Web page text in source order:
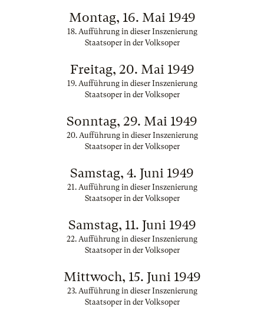
Montag, 16. Mai 1949
18. Aufführung in dieser Inszenierung
Staatsoper in der Volksoper
Freitag, 20. Mai 1949
19. Aufführung in dieser Inszenierung
Staatsoper in der Volksoper
Sonntag, 29. Mai 1949
20. Aufführung in dieser Inszenierung
Staatsoper in der Volksoper
Samstag, 4. Juni 1949
21. Aufführung in dieser Inszenierung
Staatsoper in der Volksoper
Samstag, 11. Juni 1949
22. Aufführung in dieser Inszenierung
Staatsoper in der Volksoper
Mittwoch, 15. Juni 1949
23. Aufführung in dieser Inszenierung
Staatsoper in der Volksoper